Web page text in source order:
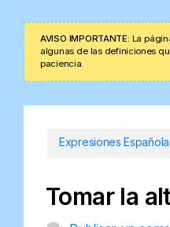
AVISO IMPORTANTE: La
algunas de las definiciones
paciencia.
Expresiones
Tomar la